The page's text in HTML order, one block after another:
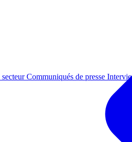
Communiqués de presse